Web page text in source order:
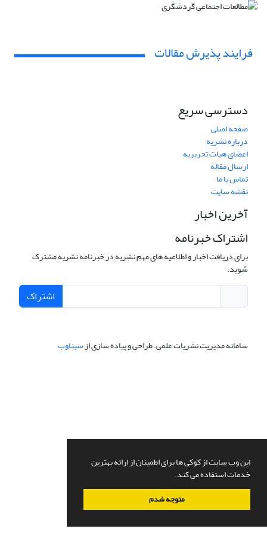
این وب سایت از کوکی ها برای اطمینان از ارائه بهترین
خدمات استفاده می کند.
متوجه شدم
فرایند پذیرش مقالات
دسترسی سریع
صفحه اصلی
درباره نشریه
اعضای هیات تحریریه
ارسال مقاله
تماس با ما
نقشه سایت
آخرین اخبار
اشتراک خبرنامه
برای دریافت اخبار و اطلاعیه های مهم نشریه در خبرنامه نشریه مشترک
شوید.
اشتراک
سامانه مدیریت نشریات علمی.طراحی و پیاده سازی ازسیناوب